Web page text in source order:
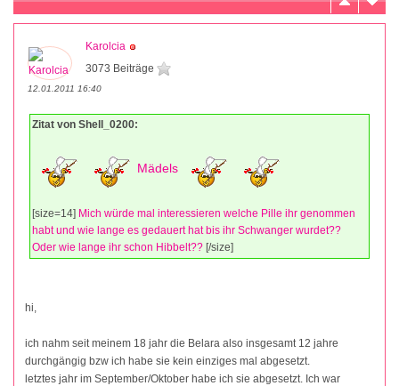
Karolcia
3073 Beiträge
12.01.2011 16:40
Zitat von Shell_0200:
Mädels
[size=14] Mich würde mal interessieren welche Pille ihr genommen
habt und wie lange es gedauert hat bis ihr Schwanger wurdet??
Oder wie lange ihr schon Hibbelt?? [/size]
hi,
ich nahm seit meinem 18 jahr die Belara also insgesamt 12 jahre
durchgängig bzw ich habe sie kein einziges mal abgesetzt.
letztes jahr im September/Oktober habe ich sie abgesetzt. Ich war